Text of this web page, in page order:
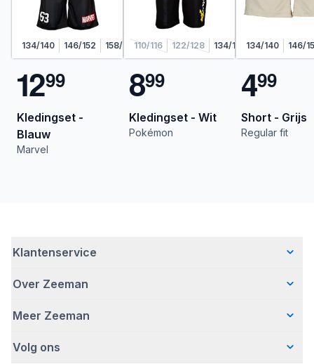
134/140 146/152 158/164
1299
Kledingset -
Blauw
Marvel
110/116 122/128 134/140 146/152
899
Kledingset - Wit
Pokémon
134/140 146/
499
Short - Grijs
Regular fit
Klantenservice
Veelgestelde vragen
Bezorgen
Retourneren
Over Zeeman
Wie wij zijn
Hoe wij verantwoord ondernemen
Meer Zeeman
Veiligheidswaarschuwing
Volg ons